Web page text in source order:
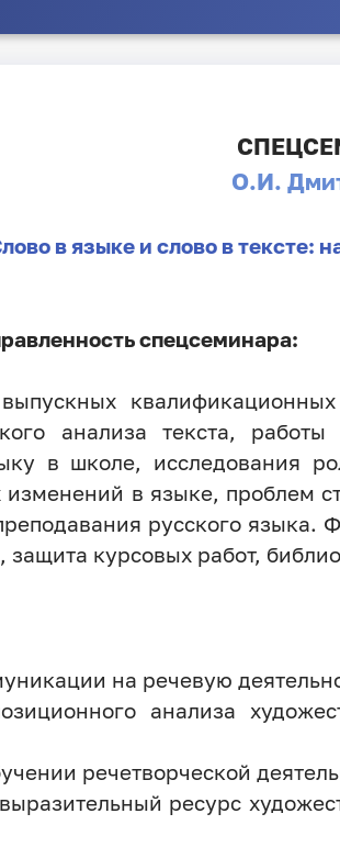
О.И.
в языке и слово в тексте:
спецсеминара:
анализа текста,
в школе, исследования
изменений в языке, проблем
русского
защита курсовых работ,
на речевую
анализа
речетворческой
ресурс